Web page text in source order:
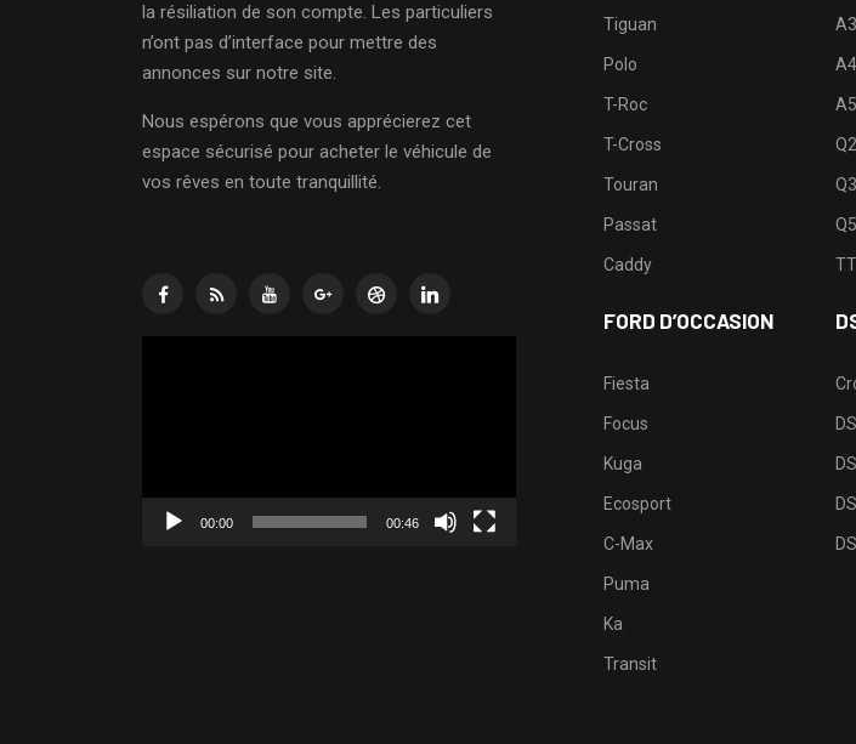
la résiliation de son compte. Les particuliers
n’ont pas d’interface pour mettre des
annonces sur notre site.
Nous espérons que vous apprécierez cet
espace sécurisé pour acheter le véhicule de
vos rêves en toute tranquillité.
00:00 00:46
Tiguan
Polo
T-Roc
T-Cross
Touran
Passat
Caddy
FORD D’OCCASION
Fiesta
Focus
Kuga
Ecosport
C-Max
Puma
Ka
Transit
A3
A4
A5
Q2
Q3
Q5
TT